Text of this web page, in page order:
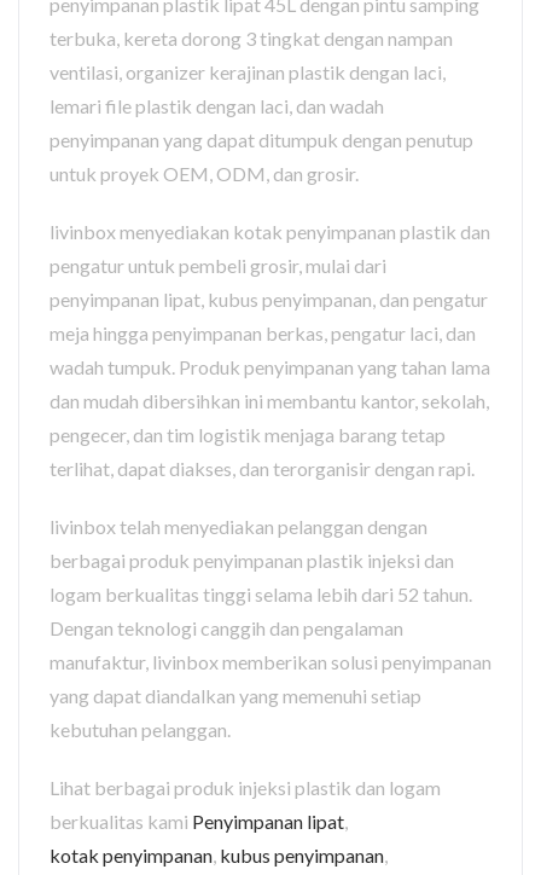
terbuka, kereta dorong 3 tingkat dengan nampan
ventilasi, organizer kerajinan plastik dengan laci,
lemari file plastik dengan laci, dan wadah
penyimpanan yang dapat ditumpuk dengan penutup
untuk proyek OEM, ODM, dan grosir.
livinbox menyediakan kotak penyimpanan plastik dan
pengatur untuk pembeli grosir, mulai dari
penyimpanan lipat, kubus penyimpanan, dan pengatur
meja hingga penyimpanan berkas, pengatur laci, dan
wadah tumpuk. Produk penyimpanan yang tahan lama
dan mudah dibersihkan ini membantu kantor, sekolah,
pengecer, dan tim logistik menjaga barang tetap
terlihat, dapat diakses, dan terorganisir dengan rapi.
livinbox telah menyediakan pelanggan dengan
berbagai produk penyimpanan plastik injeksi dan
logam berkualitas tinggi selama lebih dari 52 tahun.
Dengan teknologi canggih dan pengalaman
manufaktur, livinbox memberikan solusi penyimpanan
yang dapat diandalkan yang memenuhi setiap
kebutuhan pelanggan.
Lihat berbagai produk injeksi plastik dan logam
berkualitas kami Penyimpanan lipat,
kotak penyimpanan, kubus penyimpanan,